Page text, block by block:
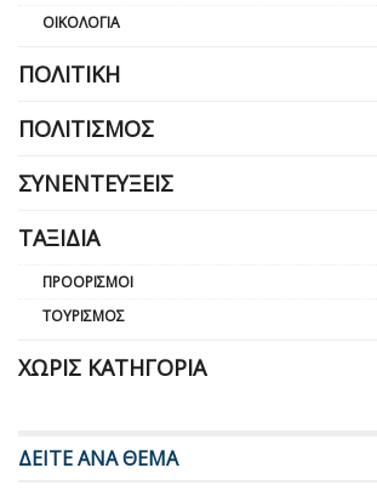
ΟΙΚΟΛΟΓΊΑ
ΠΟΛΙΤΙΚΉ
ΠΟΛΙΤΙΣΜΌΣ
ΣΥΝΕΝΤΕΎΞΕΙΣ
ΤΑΞΊΔΙΑ
ΠΡΟΟΡΙΣΜΟΊ
ΤΟΥΡΙΣΜΌΣ
ΧΩΡΊΣ ΚΑΤΗΓΟΡΊΑ
ΔΕΙΤΕ ΑΝΑ ΘΕΜΑ